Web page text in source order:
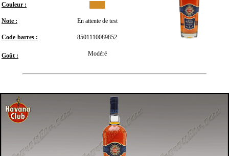
Couleur :
Note : En attente de test
Code-barres : 8501110089852
Goût : Modéré